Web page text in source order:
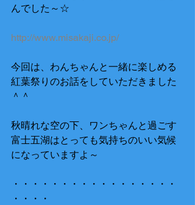
んでした～☆
http://www.misakaji.co.jp/
今回は、わんちゃんと一緒に楽しめる
紅葉祭りのお話をしていただきました
＾＾
秋晴れな空の下、ワンちゃんと過ごす
富士五湖はとっても気持ちのいい気候
になっていますよ～
・・・・・・・・・・・・・・・・・
・・・・